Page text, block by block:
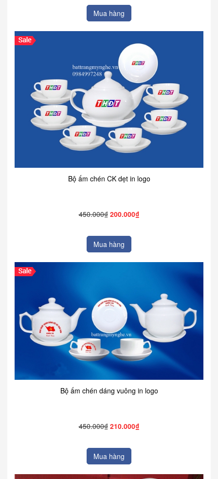
Mua hàng
Bộ ấm chén CK dẹt in logo
450.000₫ 200.000₫
Mua hàng
Bộ ấm chén dáng vuông in logo
450.000₫ 210.000₫
Mua hàng